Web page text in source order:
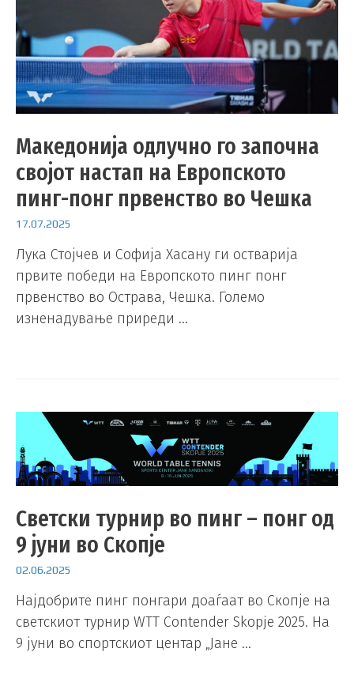
Македонија одлучно го започна
својот настап на Европското
пинг-понг првенство во Чешка
17.07.2025
Лука Стојчев и Софија Хасану ги остварија
првите победи на Европското пинг понг
првенство во Острава, Чешка. Големо
изненадување приреди …
Светски турнир во пинг – понг од
9 јуни во Скопје
02.06.2025
Најдобрите пинг понгари доаѓаат во Скопје на
светскиот турнир WTT Contender Skopje 2025. На
9 јуни во спортскиот центар „Јане …